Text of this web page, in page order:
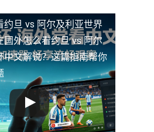
约旦 vs 阿尔及利亚世界
国外怎么看约旦 vs 阿尔
中文解说？这篇指南帮你